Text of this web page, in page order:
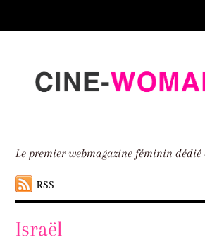
down
Le premier webmagazine féminin
RSS
Israël